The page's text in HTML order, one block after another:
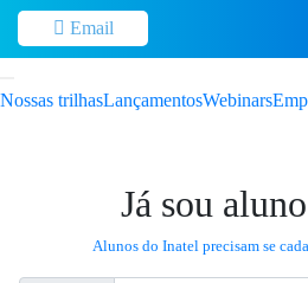
Email
Nossas trilhasLançamentosWebinars
Já sou aluno
Alunos do Inatel precisam se